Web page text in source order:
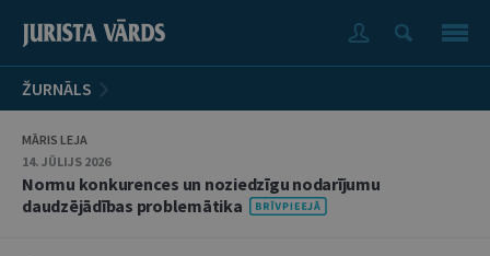
ŽURNĀLS
MĀRIS LEJA
14. JŪLIJS 2026
Normu konkurences un noziedzīgu nodarījumu
daudzējādības problemātika